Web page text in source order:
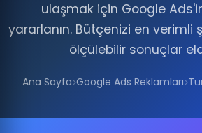
ulaşmak için Google
yararlanın. Bütçenizi en verimli
ölçülebilir sonuçlar
Ana Sayfa Google Ads Reklamları